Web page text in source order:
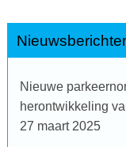
Nieuwe
herontwikkeling
27 maart 2025